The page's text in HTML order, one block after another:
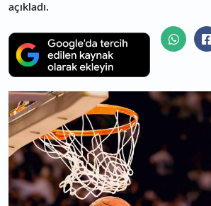
açıkladı.